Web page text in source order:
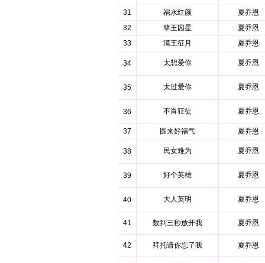
31 祸水红颜
夏乔恩
32
孽王囚星
夏乔恩
33
漠王征月 夏乔恩
34 太想爱你 夏乔恩
35 太过爱你 夏乔恩
36 不肖狂徒 夏乔恩
37 圆来好福气 夏乔恩
38 民女难为 夏乔恩
39 好个英雄 夏乔恩
40 大人英明 夏乔恩
41 数到三秒放开我 夏乔恩
42 拜托请你忘了我 夏乔恩